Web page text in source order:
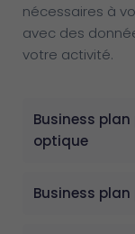
nécessaires à
avec des
votre activité.
Business
optique
Business